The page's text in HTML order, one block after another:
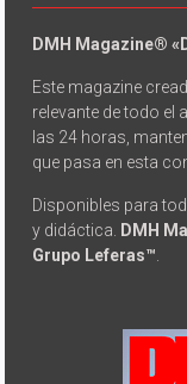
DMH Magazine®
Este magazine
relevante de todo el
las 24 horas,
que pasa en esta
Disponibles para
y didáctica.
DMH
Grupo Leferas™